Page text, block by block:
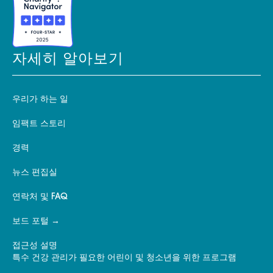
자세히 알아보기
우리가 하는 일
임팩트 스토리
경력
뉴스 편집실
연락처 및 FAQ
보드 포털
접근성 설명
특수 건강 관리가 필요한 어린이 및 청소년을 위한 프로그램